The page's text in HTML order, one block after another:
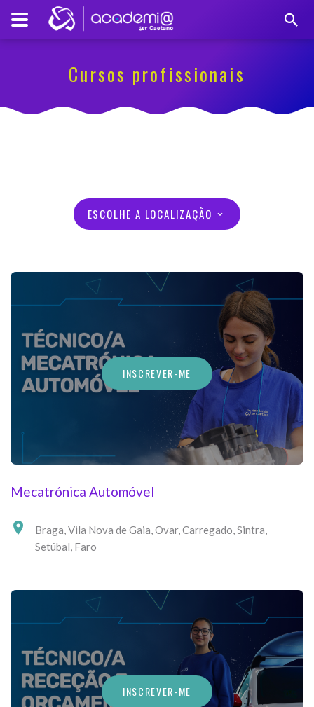
Cursos profissionais
ESCOLHE A LOCALIZAÇÃO
INSCREVER-ME
Mecatrónica Automóvel
Braga,Vila Nova de Gaia,Ovar,Carregado,Sintra,
Setúbal, Faro
INSCREVER-ME